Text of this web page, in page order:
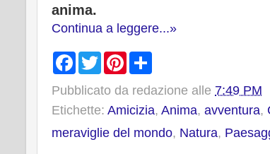
anima.
Continua a leggere...»
F
a
e
o
k
T
w
t
e
r
P
t
e
r
e
s
r
Pubblicato da redazione alle 7:49 PM
Etichette: Amicizia, Anima, avventura,
meraviglie del mondo, Natura,